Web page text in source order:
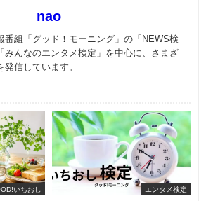
nao
番組「グッド！モーニング」の「NEWS検
みんなのエンタメ検定」を中心に、さまざ
発信しています。
いちおし エンタメ検定